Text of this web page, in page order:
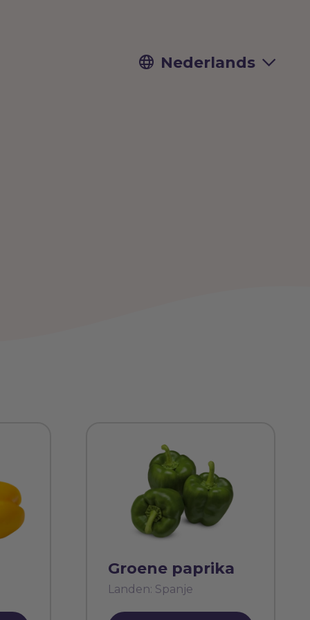
Nederlands
Groene paprika
Landen: Spanje